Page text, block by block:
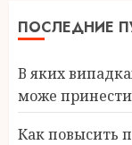
ПОСЛЕДНИЕ
В яких
може
Как повысить